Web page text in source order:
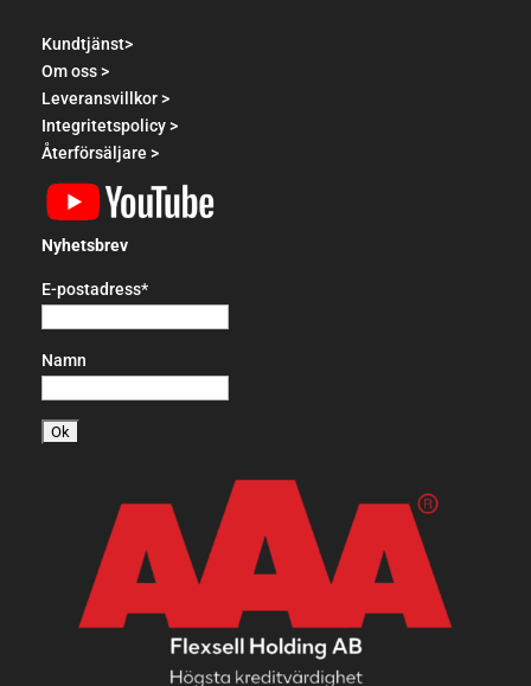
Kundtjänst>
Om oss >
Leveransvillkor >
Integritetspolicy >
Återförsäljare >
Nyhetsbrev
E-postadress*
Namn